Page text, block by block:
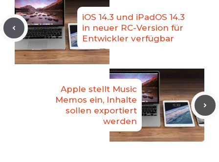
iOS 14.3 und iPadOS 14.3
in neuer RC-Version für
Entwickler verfügbar
Apple stellt Music
Memos ein, Inhalte
sollen exportiert
werden